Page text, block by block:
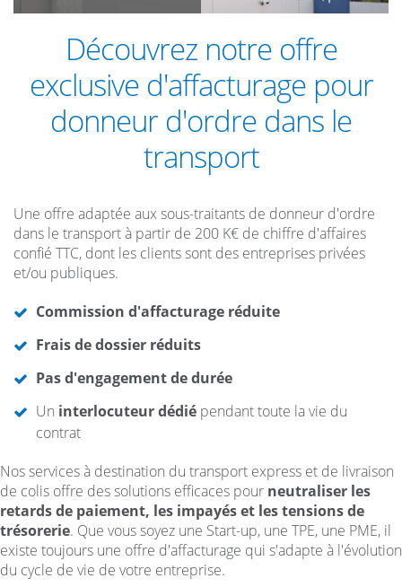
Découvrez notre offre
exclusive d'affacturage pour
donneur d'ordre dans le
transport
Une offre adaptée aux sous-traitants de donneur d'ordre
dans le transport à partir de 200 K€ de chiffre d'affaires
confié TTC, dont les clients sont des entreprises privées
et/ou publiques.
Commission d'affacturage réduite
Frais de dossier réduits
Pas d'engagement de durée
Un interlocuteur dédié pendant toute la vie du
contrat
Nos services à destination du transport express et de livraison
de colis offre des solutions efficaces pour neutraliser les
retards de paiement, les impayés et les tensions de
trésorerie. Que vous soyez une Start-up, une TPE, une PME, il
existe toujours une offre d'affacturage qui s'adapte à l'évolution
du cycle de vie de votre entreprise.